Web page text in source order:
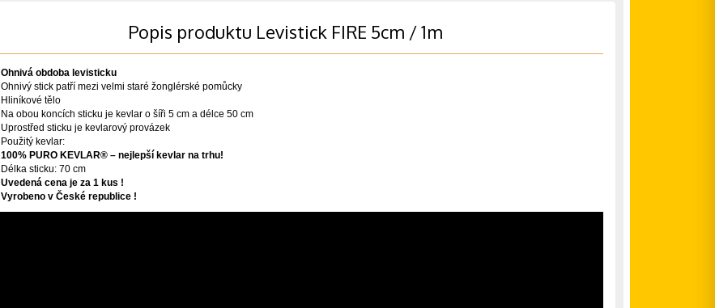
Popis produktu Levistick FIRE 5cm / 1m
Ohnivá obdoba levisticku
Ohnivý stick patří mezi velmi staré žonglérské pomůcky
Hliníkové tělo
Na obou koncích sticku je kevlar o šíři 5 cm a délce 50 cm
Uprostřed sticku je kevlarový provázek
Použitý kevlar:
100% PURO KEVLAR® – nejlepší kevlar na trhu!
Délka sticku: 70 cm
Uvedená cena je za 1 kus !
Vyrobeno v České republice !